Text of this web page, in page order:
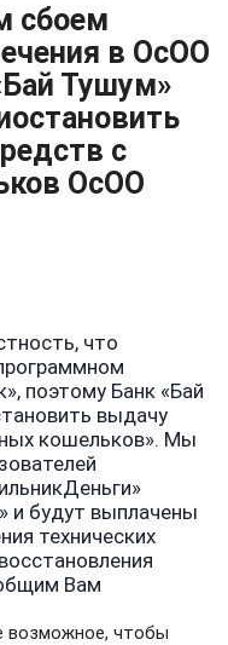
сбоем
в ОсОО
Тушум»
с
ОсОО
что
поэтому Банк «Бай
выдачу
кошельков». Мы
и будут выплачены
технических
Вам
возможное, чтобы